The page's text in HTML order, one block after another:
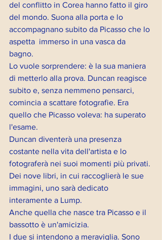
del conflitto in Corea hanno fatto il giro
del mondo. Suona alla porta e lo
accompagnano subito da Picasso che lo
aspetta  immerso in una vasca da
bagno.
Lo vuole sorprendere: è la sua maniera
di metterlo alla prova. Duncan reagisce
subito e, senza nemmeno pensarci,
comincia a scattare fotografie. Era
quello che Picasso voleva: ha superato
l'esame.
Duncan diventerà una presenza
costante nella vita dell'artista e lo
fotograferà nei suoi momenti più privati.
Dei nove libri, in cui raccoglierà le sue
immagini, uno sarà dedicato
interamente a Lump.
Anche quella che nasce tra Picasso e il
bassotto è un'amicizia.
I due si intendono a meraviglia. Sono